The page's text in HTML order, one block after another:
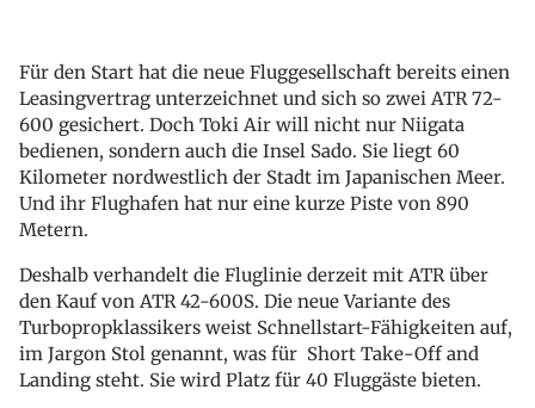
Für den Start hat die neue Fluggesellschaft bereits einen
Leasingvertrag unterzeichnet und sich so zwei ATR 72-
600 gesichert. Doch Toki Air will nicht nur Niigata
bedienen, sondern auch die Insel Sado. Sie liegt 60
Kilometer nordwestlich der Stadt im Japanischen Meer.
Und ihr Flughafen hat nur eine kurze Piste von 890
Metern.
Deshalb verhandelt die Fluglinie derzeit mit ATR über
den Kauf von ATR 42-600S. Die neue Variante des
Turbopropklassikers weist Schnellstart-Fähigkeiten auf,
im Jargon Stol genannt, was für Short Take-Off and
Landing steht. Sie wird Platz für 40 Fluggäste bieten.